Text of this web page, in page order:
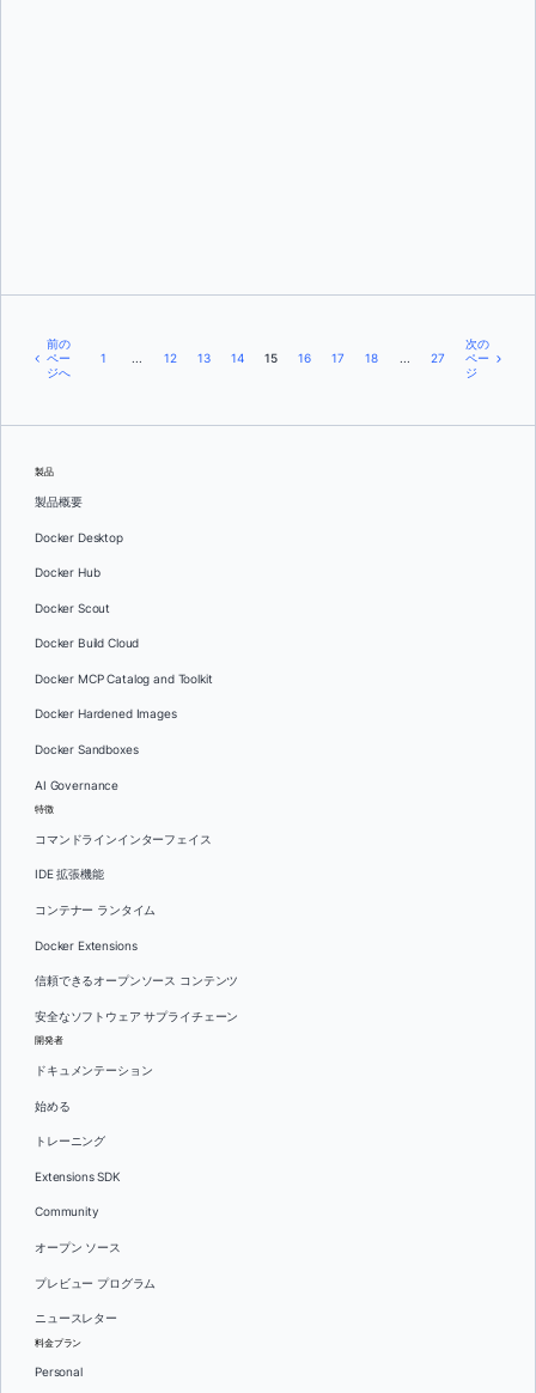
前の
ペー
ジへ
1 ... 12 13 14 15 16 17 18 ... 27
次の
ペー
ジ
製品
製品概要
Docker Desktop
Docker Hub
Docker Scout
Docker Build Cloud
Docker MCP Catalog and Toolkit
Docker Hardened Images
Docker Sandboxes
AI Governance
特徴
コマンドラインインターフェイス
IDE 拡張機能
コンテナー ランタイム
Docker Extensions
信頼できるオープンソース コンテンツ
安全なソフトウェア サプライチェーン
開発者
ドキュメンテーション
始める
トレーニング
Extensions SDK
Community
オープン ソース
プレビュー プログラム
ニュースレター
料金プラン
Personal